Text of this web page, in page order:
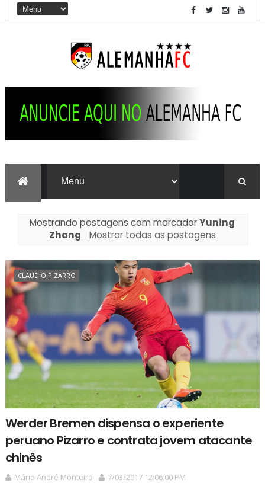
Mostrando postagens com marcadorYuning
Zhang. Mostrar todas as postagens
CLAUDIO PIZARRO
Werder Bremen dispensa o experiente
peruano Pizarro e contrata jovem atacante
chinês
Mário André Monteiro
7/03/2017 12:06:00 PM